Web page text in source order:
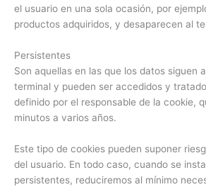
el usuario en una sola ocasión, por
productos adquiridos, y desaparecen al
Persistentes
Son aquellas en las que los datos siguen
terminal y pueden ser accedidos y
definido por el responsable de la cookie,
minutos a varios años.
Este tipo de cookies pueden suponer
del usuario. En todo caso, cuando se
persistentes, reduciremos al mínimo